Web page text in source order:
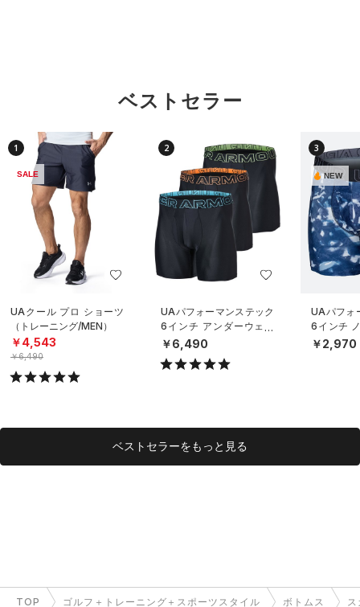
ベストセラー
1
SALE
UAクール プロ ショーツ
（トレーニング/MEN）
￥4,543
￥6,490
2
UAパフォーマンステック
6インチ アンダーウェア
（3枚セット）（トレーニ
ング/MEN）
￥6,490
3
NEW
UAパフォ
6インチ
ダーウェ
グ/MEN）
￥2,970
ベストセラーをもっと見る
TOP ゴルフ＋トレーニング＋スポーツスタイル ボトムス